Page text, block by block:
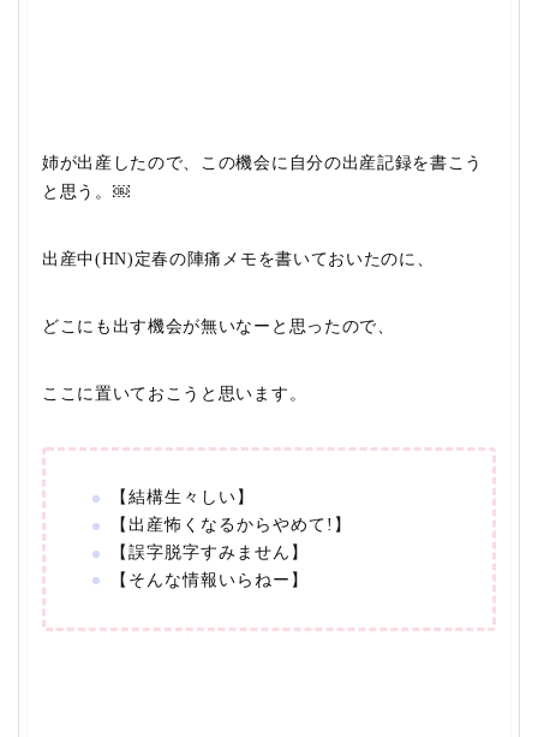
姉が出産したので、この機会に自分の出産記録を書こう
と思う。￼
出産中(HN)定春の陣痛メモを書いておいたのに、
どこにも出す機会が無いなーと思ったので、
ここに置いておこうと思います。
【結構生々しい】
【出産怖くなるからやめて!】
【誤字脱字すみません】
【そんな情報いらねー】